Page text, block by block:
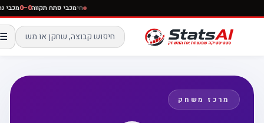
חימכבי פתח תקווה0–0 מכבי
☰
מרכז משחק